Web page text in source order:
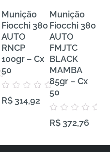
Munição
Fiocchi 380
AUTO
RNCP
100gr – Cx
50
0
R$ 314,92
Munição
Fiocchi 380
AUTO
FMJTC
BLACK
MAMBA
85gr – Cx
50
0
R$372,76